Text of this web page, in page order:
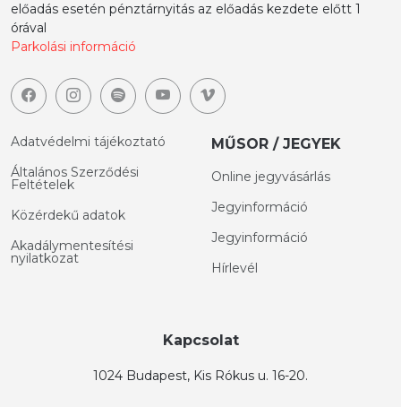
előadás esetén pénztárnyitás az előadás kezdete előtt 1
órával
Parkolási információ
Adatvédelmi tájékoztató
Általános Szerződési
Feltételek
Közérdekű adatok
Akadálymentesítési
nyilatkozat
MŰSOR / JEGYEK
Online jegyvásárlás
Jegyinformáció
Jegyinformáció
Hírlevél
Kapcsolat
1024 Budapest, Kis Rókus u. 16-20.